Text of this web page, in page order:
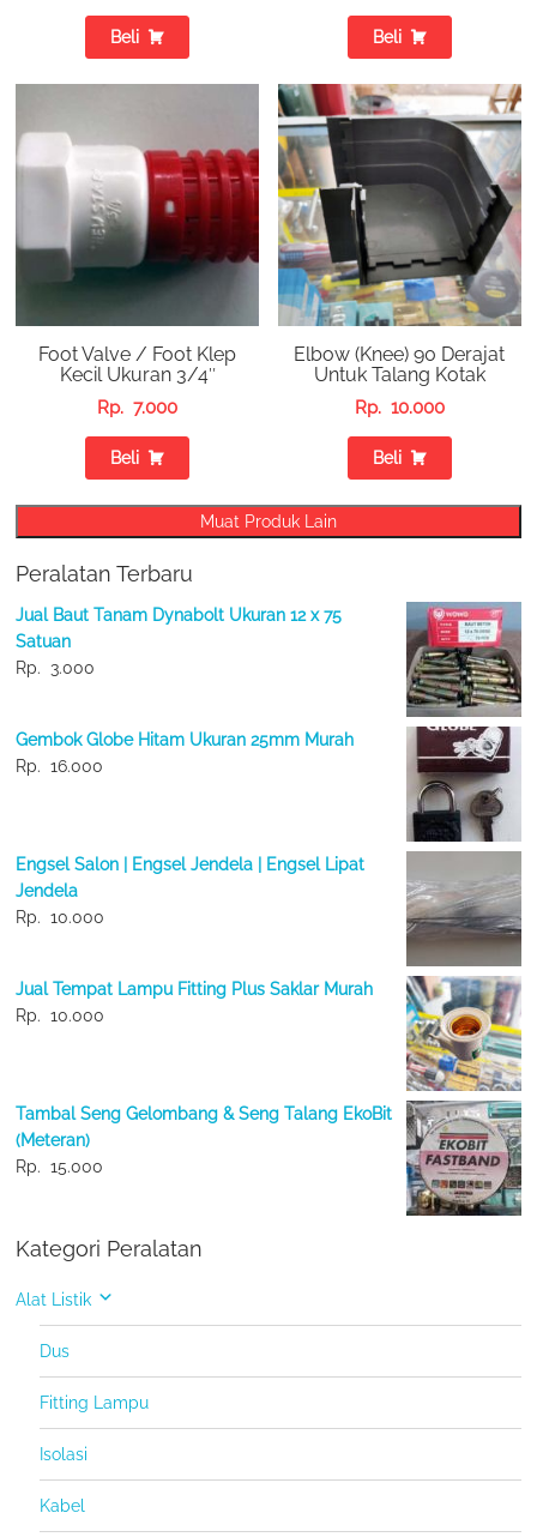
Beli Beli
Foot Valve / Foot Klep
Kecil Ukuran 3/4″
Rp. 7.000
Beli
Elbow (Knee) 90 Derajat
Untuk Talang Kotak
Rp. 10.000
Beli
Muat Produk Lain
Peralatan Terbaru
Jual Baut Tanam Dynabolt Ukuran 12 x 75
Satuan
Rp.
3.000
Gembok Globe Hitam Ukuran 25mm Murah
Rp. 16.000
Engsel Salon | Engsel Jendela | Engsel Lipat
Jendela
Rp. 10.000
Jual Tempat Lampu Fitting Plus Saklar Murah
Rp. 10.000
Tambal Seng Gelombang & Seng Talang EkoBit
(Meteran)
Rp. 15.000
Kategori Peralatan
Alat Listik
Dus
Fitting Lampu
Isolasi
Kabel